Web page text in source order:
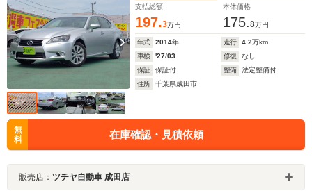
支払総額
197.3万円
本体価格
175.8万円
年式 2014年 走行 4.2万km
車検
'27/03 修復
なし
保証
保証付 整備
法定整備付
住所
千葉県成田市
無
料
在庫確認・見積依頼
販売店： ツチヤ自動車 成田店